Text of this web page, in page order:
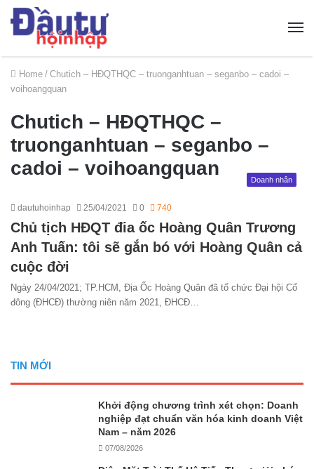
Home / Chutich – HĐQTHQC – truonganhtuan – seganbo – cadoi –
voihoangquan
Chutich – HĐQTHQC –
truonganhtuan – seganbo –
cadoi – voihoangquan
Doanh nhân
dautuhoinhap 25/04/2021 0 740
Chủ tịch HĐQT đia ốc Hoàng Quân Trương
Anh Tuấn: tôi sẽ gắn bó với Hoàng Quân cả
cuộc đời
Ngày 24/04/2021; TP.HCM, Địa Ốc Hoàng Quân đã tổ chức Đại hội Cổ
đông (ĐHCĐ) thường niên năm 2021, ĐHCĐ…
TIN MỚI
Khởi động chương trình xét chọn: Doanh
nghiệp đạt chuẩn văn hóa kinh doanh Việt
Nam – năm 2026
07/08/2026